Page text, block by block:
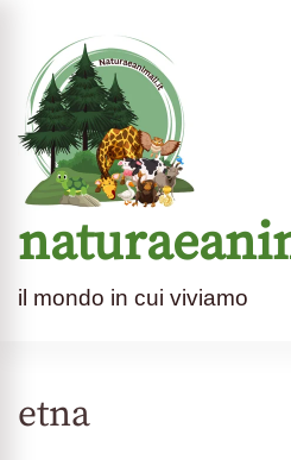
il mondo in cui viviamo
etna